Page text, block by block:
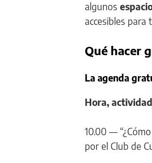
algunos
accesibles para
Qué hacer
La agenda
Hora,
10.00 —
por el Club de